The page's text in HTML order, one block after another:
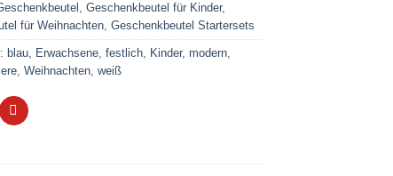
,Geschenkbeutel für Kinder,
für Weihnachten,Geschenkbeutel Startersets
blau, Erwachsene,festlich, Kinder,modern,
,Weihnachten,weiß